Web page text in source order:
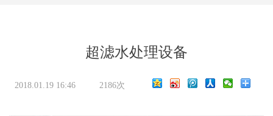
超滤水处理设备
2018.01.19 16:46 2186次